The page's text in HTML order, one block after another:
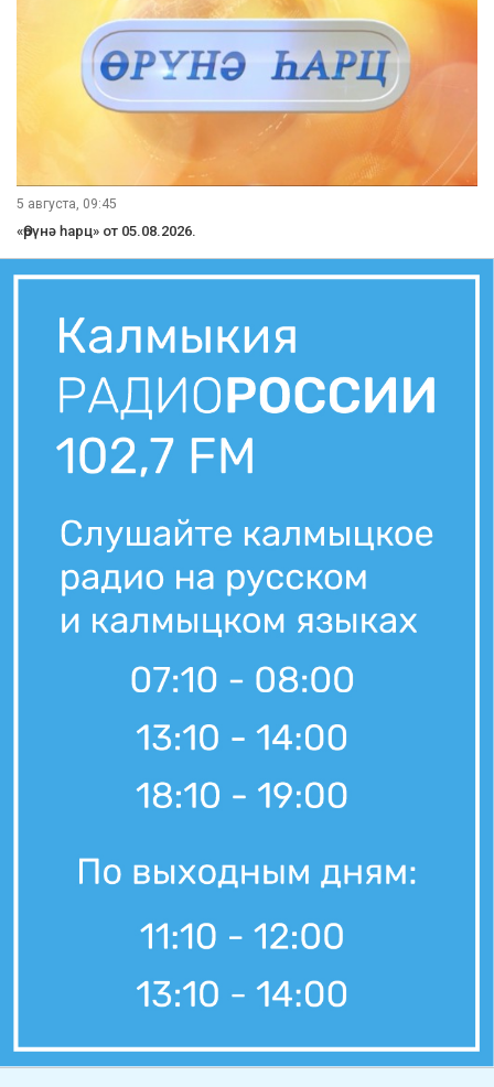
5 августа, 09:45
«Өрүнә һарц» от 05.08.2026.